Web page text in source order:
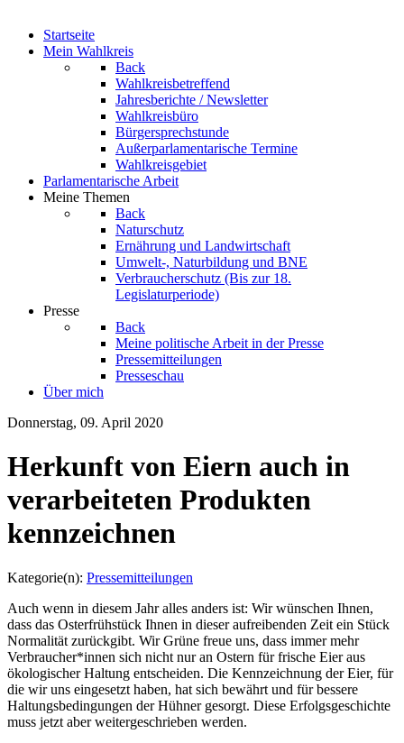
Startseite
Mein Wahlkreis
Back
Wahlkreisbetreffend
Jahresberichte / Newsletter
Wahlkreisbüro
Bürgersprechstunde
Außerparlamentarische Termine
Wahlkreisgebiet
Parlamentarische Arbeit
Meine Themen
Back
Naturschutz
Ernährung und Landwirtschaft
Umwelt-, Naturbildung und BNE
Verbraucherschutz (Bis zur 18.
Legislaturperiode)
Presse
Back
Meine politische Arbeit in der Presse
Pressemitteilungen
Presseschau
Über mich
Donnerstag, 09. April 2020
Herkunft von Eiern auch in
verarbeiteten Produkten
kennzeichnen
Kategorie(n): Pressemitteilungen
Auch wenn in diesem Jahr alles anders ist: Wir wünschen Ihnen,
dass das Osterfrühstück Ihnen in dieser aufreibenden Zeit ein Stück
Normalität zurückgibt. Wir Grüne freue uns, dass immer mehr
Verbraucher*innen sich nicht nur an Ostern für frische Eier aus
ökologischer Haltung entscheiden. Die Kennzeichnung der Eier, für
die wir uns eingesetzt haben, hat sich bewährt und für bessere
Haltungsbedingungen der Hühner gesorgt. Diese Erfolgsgeschichte
muss jetzt aber weitergeschrieben werden.